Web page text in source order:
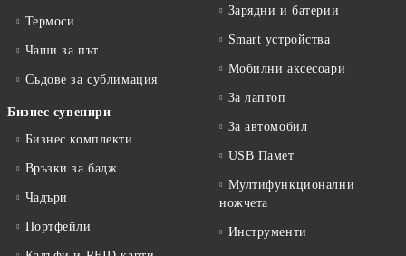
Термоси
Чаши за път
Съдове за сублимация
Бизнес сувенири
Бизнес комплекти
Връзки за бадж
Чадъри
Портфейли
Зарядни и батерии
Smart устройства
Мобилни аксесоари
За лаптоп
За автомобил
USB Памет
Мултифункционални
ножчета
Инструменти